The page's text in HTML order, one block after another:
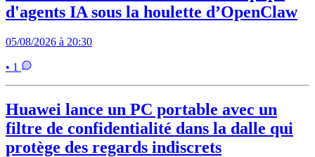
d'agents IA sous la houlette d’OpenClaw
05/08/2026 à 20:30
• 1
Huawei lance un PC portable avec un
filtre de confidentialité dans la dalle qui
protège des regards indiscrets